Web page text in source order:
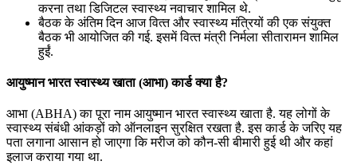
करना तथा डिजिटल स्‍वास्‍थ्‍य नवाचार शामिल थे.
बैठक के अंतिम दिन आज वित्‍त और स्‍वास्‍थ्‍य मंत्रियों की एक संयुक्‍त
बैठक भी आयोजित की गई. इसमें वित्‍त मंत्री निर्मला सीतारामन शामिल
हुईं.
आयुष्मान भारत स्वास्थ्य खाता (आभा) कार्ड क्या है?
आभा (ABHA) का पूरा नाम आयुष्मान भारत स्वास्थ्य खाता है. यह लोगों के
स्वास्थ्य संबंधी आंकड़ों को ऑनलाइन सुरक्षित रखता है. इस कार्ड के जरिए यह
पता लगाना आसान हो जाएगा कि मरीज को कौन-सी बीमारी हुई थी और कहां
इलाज कराया गया था.